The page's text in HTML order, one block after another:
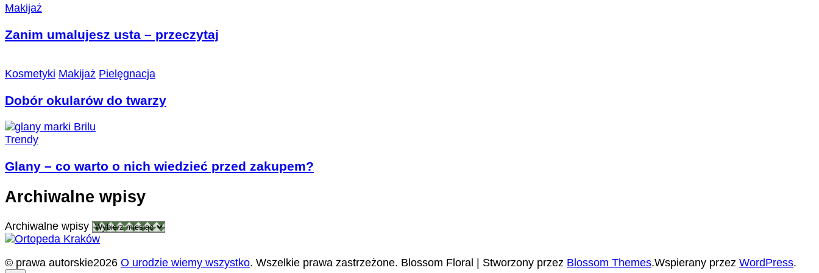
Makijaż
Zanim umalujesz usta – przeczytaj
Kosmetyki Makijaż Pielęgnacja
Dobór okularów do twarzy
Trendy
Glany – co warto o nich wiedzieć przed zakupem?
Archiwalne wpisy
Archiwalne wpisy
© prawa autorskie2026 O urodzie wiemy wszystko. Wszelkie prawa zastrzeżone. Blossom Floral | Stworzony przez Blossom Themes.Wspierany przez WordPress.